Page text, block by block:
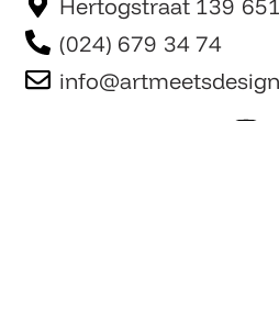
Hertogstraat 139
(024) 679 34 74
I